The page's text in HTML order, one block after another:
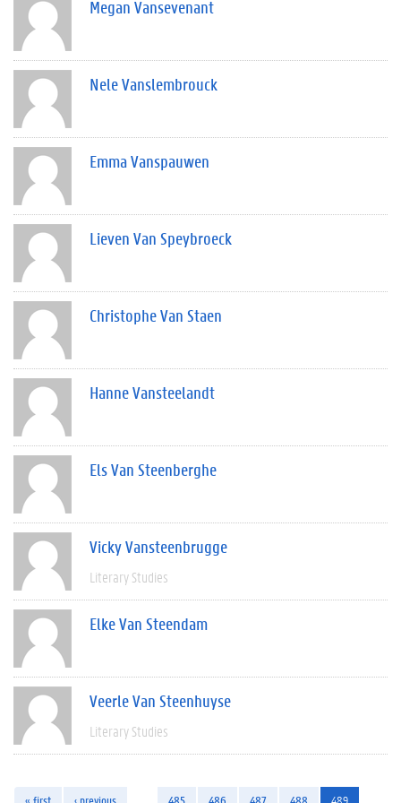
Megan Vansevenant
Nele Vanslembrouck
Emma Vanspauwen
Lieven Van Speybroeck
Christophe Van Staen
Hanne Vansteelandt
Els Van Steenberghe
Vicky Vansteenbrugge
Literary Studies
Elke Van Steendam
Veerle Van Steenhuyse
Literary Studies
« first ‹ previous 485 486 487 488 489